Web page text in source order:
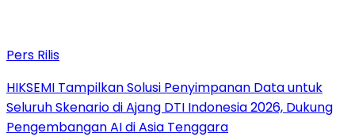
Pers Rilis
HIKSEMI Tampilkan Solusi Penyimpanan Data untuk
Seluruh Skenario di Ajang DTI Indonesia 2026, Dukung
Pengembangan AI di Asia Tenggara